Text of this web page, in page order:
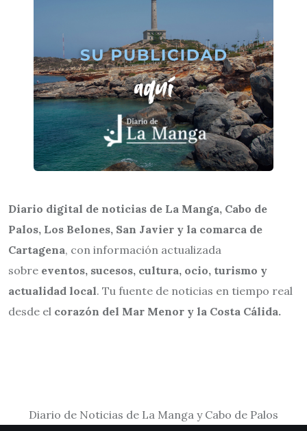
Diario digital de noticias de La Manga, Cabo de
Palos, Los Belones, San Javier y la comarca de
Cartagena, con información actualizada
sobre eventos, sucesos, cultura, ocio, turismo y
actualidad local. Tu fuente de noticias en tiempo real
desde el corazón del Mar Menor y la Costa Cálida.
Diario de Noticias de La Manga y Cabo de Palos